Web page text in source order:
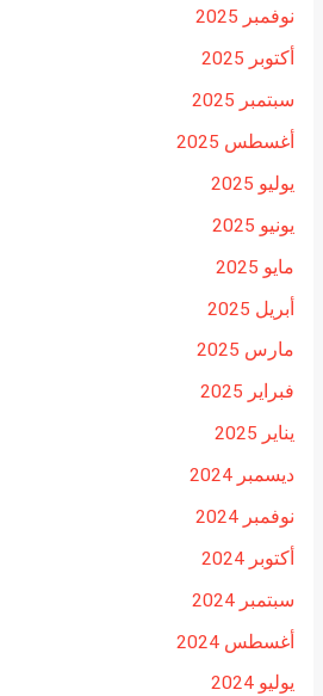
نوفمبر 2025
أكتوبر 2025
سبتمبر 2025
أغسطس 2025
يوليو 2025
يونيو 2025
مايو 2025
أبريل 2025
مارس 2025
فبراير 2025
يناير 2025
ديسمبر 2024
نوفمبر 2024
أكتوبر 2024
سبتمبر 2024
أغسطس 2024
يوليو 2024